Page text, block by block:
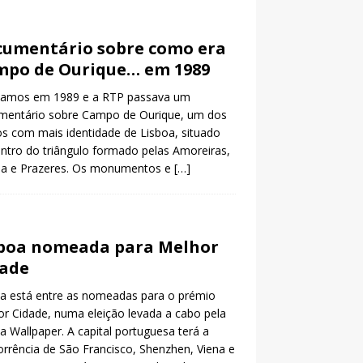
sobre como era
de Ourique… em 1989
em 1989 e a RTP passava um
sobre Campo de Ourique, um dos
com mais identidade de Lisboa, situado
do triângulo formado pelas Amoreiras,
e Prazeres. Os monumentos e […]
nomeada para Melhor
está entre as nomeadas para o prémio
Cidade, numa eleição levada a cabo pela
Wallpaper. A capital portuguesa terá a
de São Francisco, Shenzhen, Viena e